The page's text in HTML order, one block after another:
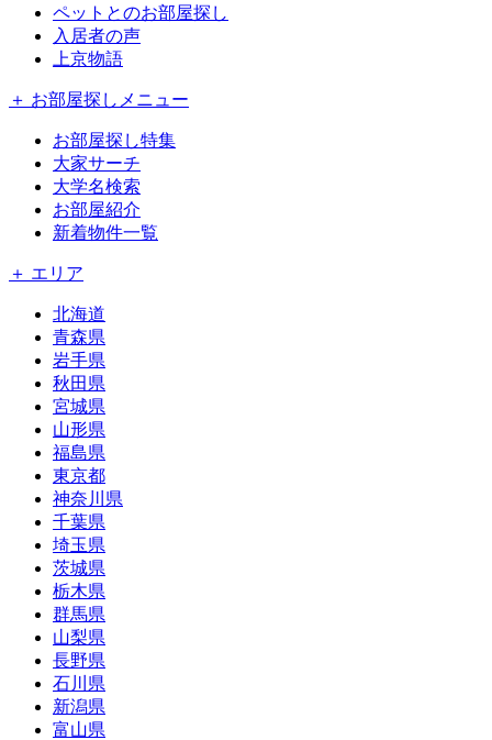
ペットとのお部屋探し
入居者の声
上京物語
＋ お部屋探しメニュー
お部屋探し特集
大家サーチ
大学名検索
お部屋紹介
新着物件一覧
＋ エリア
北海道
青森県
岩手県
秋田県
宮城県
山形県
福島県
東京都
神奈川県
千葉県
埼玉県
茨城県
栃木県
群馬県
山梨県
長野県
石川県
新潟県
富山県